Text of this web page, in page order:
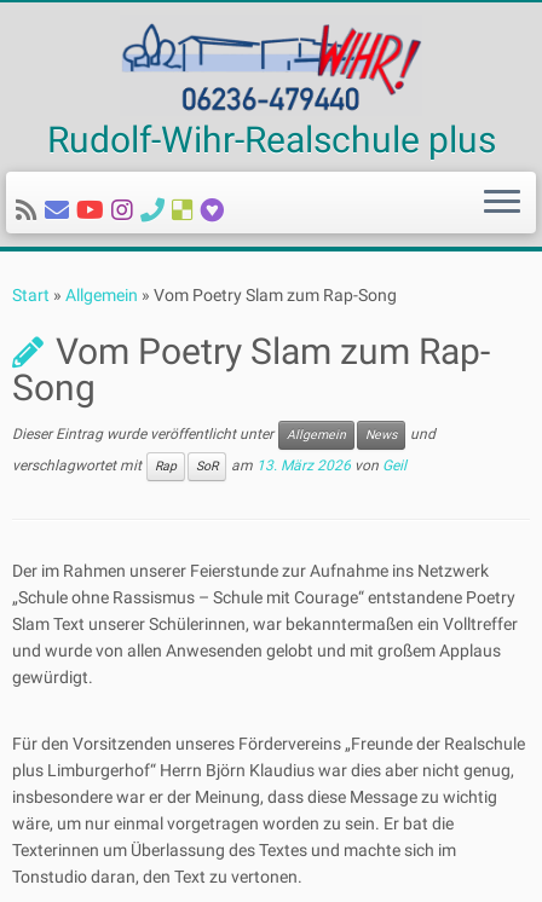
Inhalt
Rudolf-Wihr-Realschule plus
Start » Allgemein » Vom Poetry Slam zum Rap-Song
Vom Poetry Slam zum Rap-
Song
Dieser Eintrag wurde veröffentlicht unter Allgemein News
und
verschlagwortet mit
Rap SoR am 13. März 2026 von Geil
Der im Rahmen unserer Feierstunde zur Aufnahme ins Netzwerk
„Schule ohne Rassismus – Schule mit Courage“ entstandene Poetry
Slam Text unserer Schülerinnen, war bekanntermaßen ein Volltreffer
und wurde von allen Anwesenden gelobt und mit großem Applaus
gewürdigt.
Für den Vorsitzenden unseres Fördervereins „Freunde der Realschule
plus Limburgerhof“ Herrn Björn Klaudius war dies aber nicht genug,
insbesondere war er der Meinung, dass diese Message zu wichtig
wäre, um nur einmal vorgetragen worden zu sein. Er bat die
Texterinnen um Überlassung des Textes und machte sich im
Tonstudio daran, den Text zu vertonen.